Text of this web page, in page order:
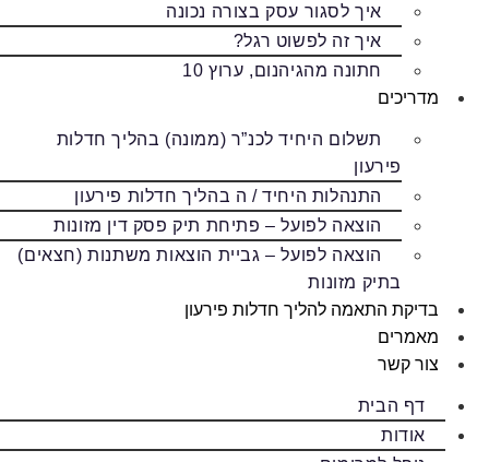
איך לסגור עסק בצורה נכונה
איך זה לפשוט רגל?
חתונה מהגיהנום, ערוץ 10
מדריכים
תשלום היחיד לכנ”ר (ממונה) בהליך חדלות
פירעון
התנהלות היחיד / ה בהליך חדלות פירעון
הוצאה לפועל – פתיחת תיק פסק דין מזונות
הוצאה לפועל – גביית הוצאות משתנות (חצאים)
בתיק מזונות
בדיקת התאמה להליך חדלות פירעון
מאמרים
צור קשר
דף הבית
אודות